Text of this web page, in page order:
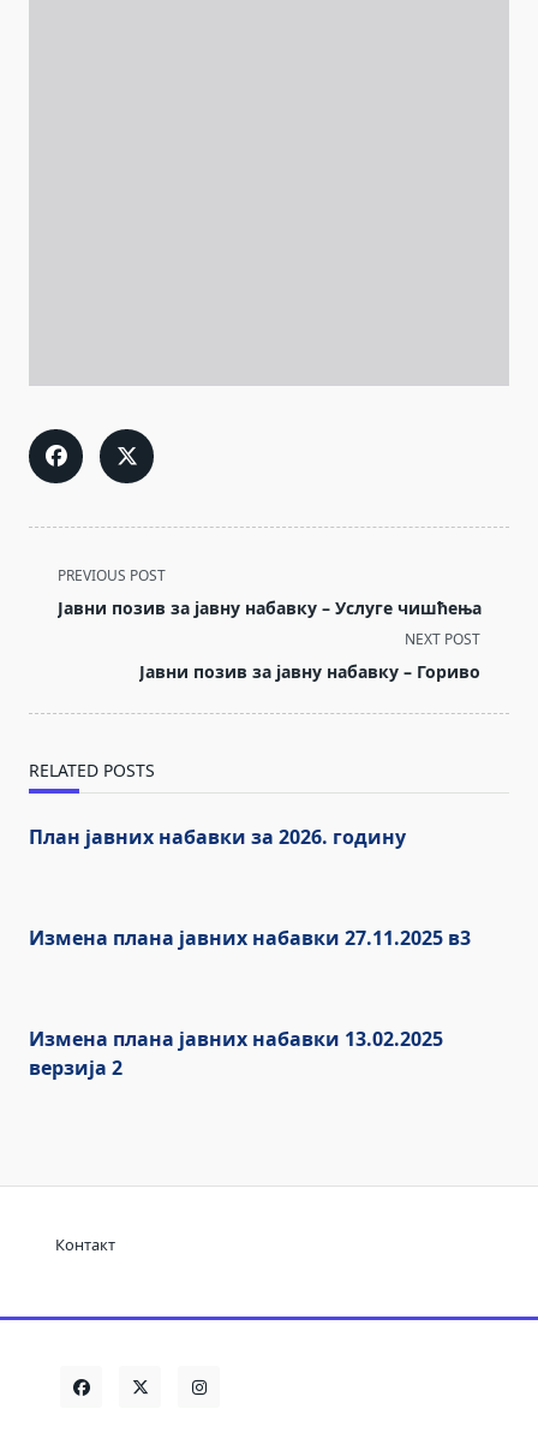
<span
class="nav-
PREVIOUS POST
Јавни позив за јавну набавку – Услуге чишћења
NEXT POST
Јавни позив за јавну набавку – Гориво
RELATED POSTS
План јавних набавки за 2026. годину
Измена плана јавних набавки 27.11.2025 в3
Измена плана јавних набавки 13.02.2025
верзија 2
Контакт